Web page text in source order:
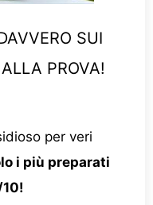
SUI
PROVA!
per veri
i più preparati